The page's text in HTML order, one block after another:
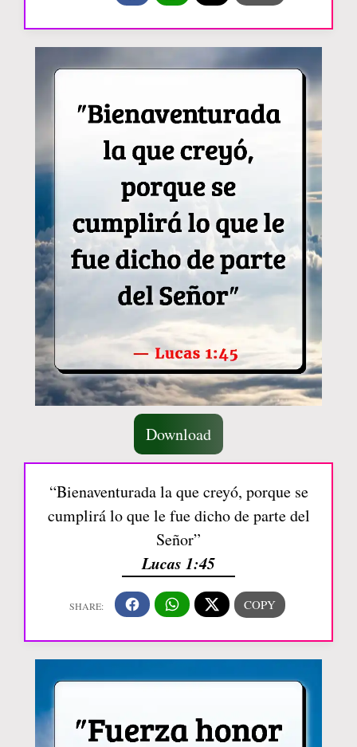
Download
“Bienaventurada la que creyó, porque se
cumplirá lo que le fue dicho de parte del
Señor”
Lucas 1:45